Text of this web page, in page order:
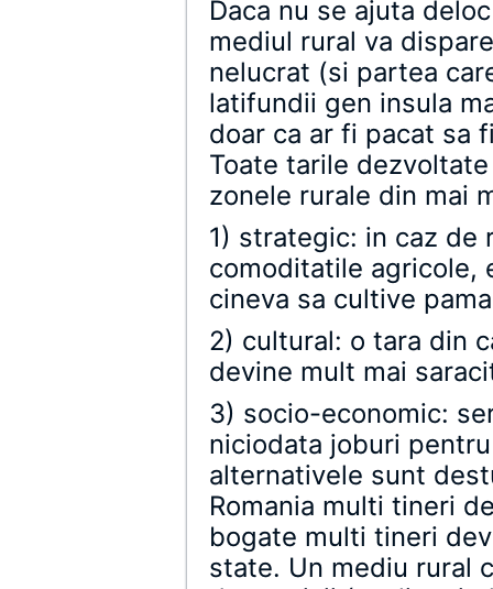
Daca nu se ajuta
mediul rural va
nelucrat (si partea
latifundii gen insula
doar ca ar fi pacat sa
Toate tarile
zonele rurale din mai
1) strategic: in caz de
comoditatile agricole,
cineva sa cultive
2) cultural: o tara din
devine mult mai
3) socio-economic:
niciodata joburi
alternativele sunt
Romania multi tineri
bogate multi tineri
state. Un mediu rural